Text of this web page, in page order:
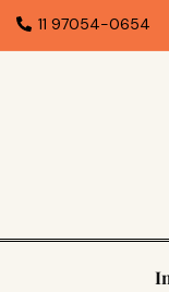
11 97054-0654